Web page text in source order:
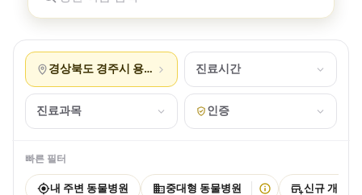
경상북도 경주시 용강동 진료시간
진료과목 인증
빠른 필터
내 주변 동물병원 중대형 동물병원 신규 개원